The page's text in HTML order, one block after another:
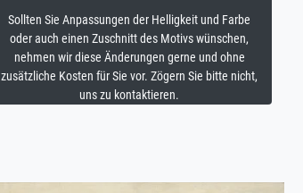
Sollten Sie Anpassungen der Helligkeit und Farbe
oder auch einen Zuschnitt des Motivs wünschen,
nehmen wir diese Änderungen gerne und ohne
zusätzliche Kosten für Sie vor. Zögern Sie bitte nicht,
uns zu kontaktieren.